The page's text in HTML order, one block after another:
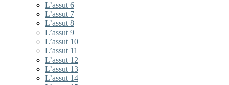
L’assut 6
L’assut 7
L’assut 8
L’assut 9
L’assut 10
L’assut 11
L’assut 12
L’assut 13
L’assut 14